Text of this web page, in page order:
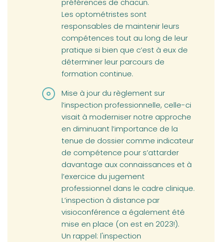
préférences de chacun.
Les optométristes sont
responsables de maintenir leurs
compétences tout au long de leur
pratique si bien que c’est à eux de
déterminer leur parcours de
formation continue.
Mise à jour du règlement sur
l’inspection professionnelle, celle-ci
visait à moderniser notre approche
en diminuant l’importance de la
tenue de dossier comme indicateur
de compétence pour s’attarder
davantage aux connaissances et à
l’exercice du jugement
professionnel dans le cadre clinique.
L’inspection à distance par
visioconférence a également été
mise en place (on est en 2023!).
Un rappel: l'inspection